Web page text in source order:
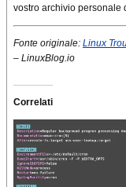
vostro archivio personale
Fonte originale: Linux
– LinuxBlog.io
Correlati